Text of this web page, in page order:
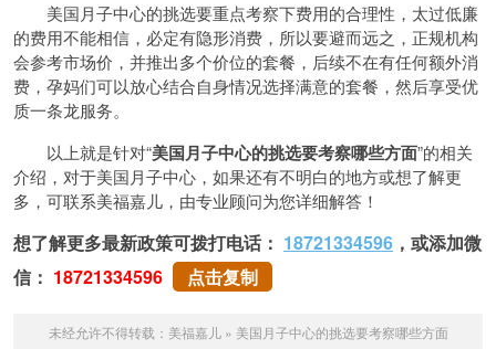
美国月子中心的挑选要重点考察下费用的合理性，太过低廉
的费用不能相信，必定有隐形消费，所以要避而远之，正规机构
会参考市场价，并推出多个价位的套餐，后续不在有任何额外消
费，孕妈们可以放心结合自身情况选择满意的套餐，然后享受优
质一条龙服务。
以上就是针对“美国月子中心的挑选要考察哪些方面”的相关
介绍，对于美国月子中心，如果还有不明白的地方或想了解更
多，可联系美福嘉儿，由专业顾问为您详细解答！
想了解更多最新政策可拨打电话： 18721334596 ，或添加微
信： 18721334596 点击复制
未经允许不得转载： 美福嘉儿» 美国月子中心的挑选要考察哪些方面